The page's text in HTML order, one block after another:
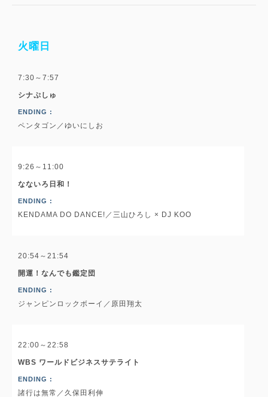
火曜日
7:30～7:57
シナぷしゅ
ENDING :
ペンタゴン／ゆいにしお
9:26～11:00
なないろ日和！
ENDING :
KENDAMA DO DANCE!／三山ひろし × DJ KOO
20:54～21:54
開運！なんでも鑑定団
ENDING :
ジャンピンロックボーイ／原田翔太
22:00～22:58
WBS ワールドビジネスサテライト
ENDING :
諸行は無常／久保田利伸